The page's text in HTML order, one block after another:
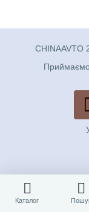
Каталог
CHINAAVTO